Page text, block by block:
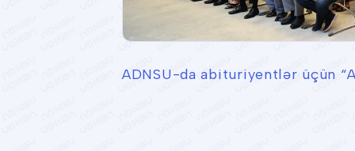
ADNSU-da abituriyentlər üçün